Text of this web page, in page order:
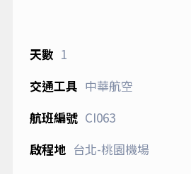
1
中華航空
CI063
台北-桃園機場